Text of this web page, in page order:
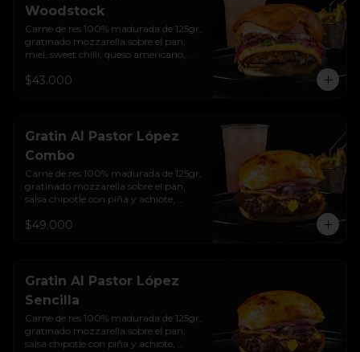
Woodstock
Carne de res 100% madurada de 125gr,
gratinado mozzarella sobre el pan,
miel, sweet chilli, queso americano,
encurtido de cebolla, salsa de ajo y pan
$43.000
Gratin Al Pastor López
Combo
Carne de res 100% madurada de 125gr,
gratinado mozzarella sobre el pan,
salsa chipotle con piña y achiote,
crujiente, cilantro, cebolla encurtida,
$49.000
Gratin Al Pastor López
Sencilla
Carne de res 100% madurada de 125gr,
gratinado mozzarella sobre el pan,
salsa chipotle con piña y achiote,